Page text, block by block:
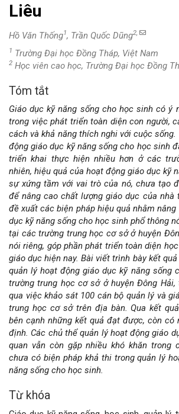
Liêu
Hồ Văn Thống1, Trần Quốc Dũng2,
1 Trường Đại học Đồng Tháp, Việt Nam
2 Học viên cao học, Trường Đại học Đồng
Nội
dung
chính
của
bài
viết
Tóm tắt
Giáo dục kỹ năng sống cho học sinh có ý
trong việc phát triển toàn diện con người,
cách và khả năng thích nghi với cuộc sống.
động giáo dục kỹ năng sống cho học sinh
triển khai thực hiện nhiều hơn ở các
nhiên, hiệu quả của hoạt động giáo dục kỹ
sự xứng tầm với vai trò của nó, chưa tạo
để nâng cao chất lượng giáo dục của
đề xuất các biện pháp hiệu quả nhằm
dục kỹ năng sống cho học sinh phổ thông
tại các trường trung học cơ sở ở huyện
nói riêng, góp phần phát triển toàn diện
giáo dục hiện nay. Bài viết trình bày kết
quản lý hoạt động giáo dục kỹ năng sống
trường trung học cơ sở ở huyện Đông
qua việc khảo sát 100 cán bộ quản lý và
trung học cơ sở trên địa bàn. Qua kết
bên cạnh những kết quả đạt được, còn có
định. Các chủ thể quản lý hoạt động giáo
quan vẫn còn gặp nhiều khó khăn trong
chưa có biện pháp khả thi trong quản lý
năng sống cho học sinh.
Từ khóa